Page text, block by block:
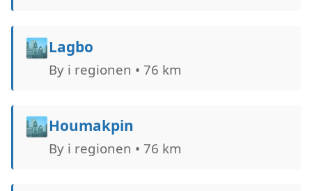
🏙️Lagbo
By i regionen • 76 km
🏙️Houmakpin
By i regionen • 76 km